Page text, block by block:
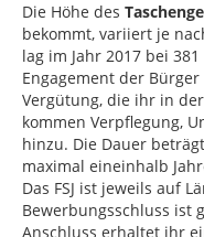
Die Höhe des
bekommt, variiert je
lag im Jahr 2017 bei
Engagement der
Vergütung, die ihr in
kommen Verpflegung,
hinzu. Die Dauer
maximal eineinhalb
Das FSJ ist jeweils auf
Bewerbungsschluss ist
Anschluss erhaltet ihr